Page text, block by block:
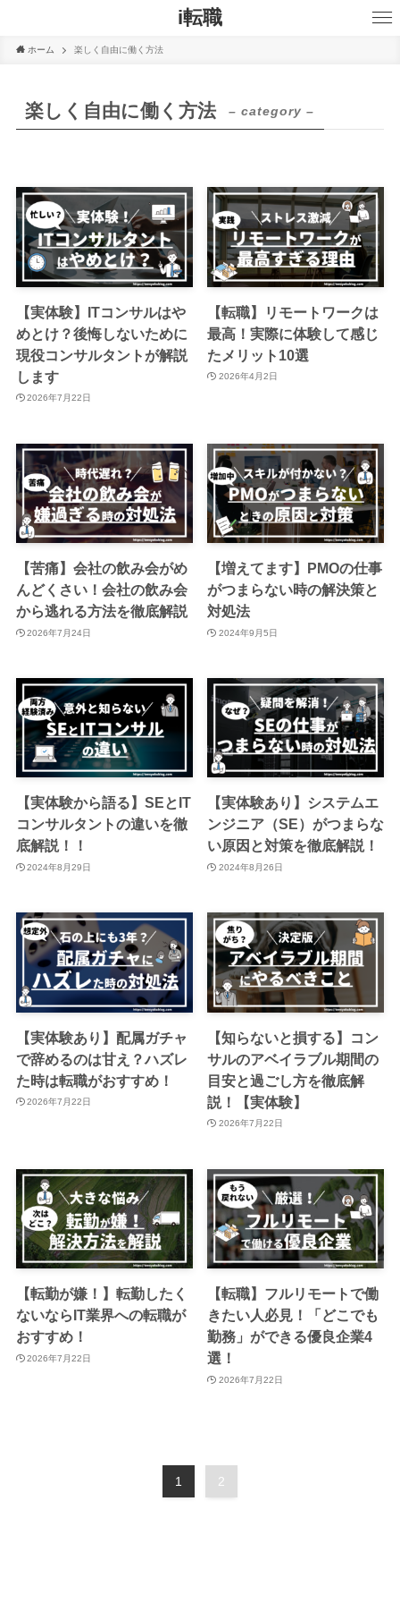
i転職
ホーム 楽しく自由に働く方法
楽しく自由に働く方法 – category –
【実体験】ITコンサルはや
めとけ？後悔しないために
現役コンサルタントが解説
します
2026年7月22日
【転職】リモートワークは
最高！実際に体験して感じ
たメリット10選
2026年4月2日
【苦痛】会社の飲み会がめ
んどくさい！会社の飲み会
から逃れる方法を徹底解説
2026年7月24日
【増えてます】PMOの仕事
がつまらない時の解決策と
対処法
2024年9月5日
【実体験から語る】SEとIT
コンサルタントの違いを徹
底解説！！
2024年8月29日
【実体験あり】システムエ
ンジニア（SE）がつまらな
い原因と対策を徹底解説！
2024年8月26日
【実体験あり】配属ガチャ
で辞めるのは甘え？ハズレ
た時は転職がおすすめ！
2026年7月22日
【知らないと損する】コン
サルのアベイラブル期間の
目安と過ごし方を徹底解
説！【実体験】
2026年7月22日
【転勤が嫌！】転勤したく
ないならIT業界への転職が
おすすめ！
2026年7月22日
【転職】フルリモートで働
きたい人必見！「どこでも
勤務」ができる優良企業4
選！
2026年7月22日
1 2